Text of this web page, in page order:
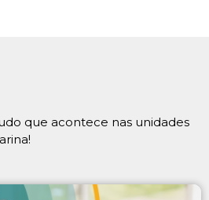
que acontece nas unidades